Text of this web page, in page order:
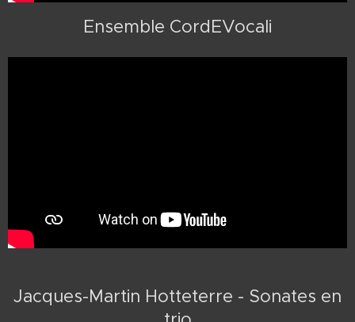
Ensemble CordEVocali
Jacques-Martin Hotteterre - Sonates en